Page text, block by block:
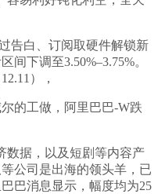
白、订阅取硬件解锁新
间下调至3.50%–3.75%。
），
的工做，阿里巴巴-W跌
据，以及短剧等内容产
公司是出海的领头羊，已
巴消息显示，幅度均为25